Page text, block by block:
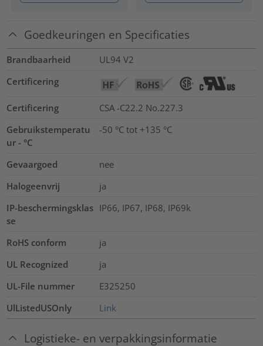
Goedkeuringen en Specificaties
Brandbaarheid
UL94 V2
Certificering
Certificering
CSA -C22.2 No.227.3
Gebruikstemperatu
ur - °C
-50 °C tot +135 °C
Gevaargoed
nee
Halogeenvrij
ja
IP-beschermingsklas
se
IP66, IP67, IP68, IP69k
RoHS conform
ja
UL Recognized
ja
UL-File nummer
E325250
UlListedUSOnly
Link
Logistieke- en verpakkingsinformatie